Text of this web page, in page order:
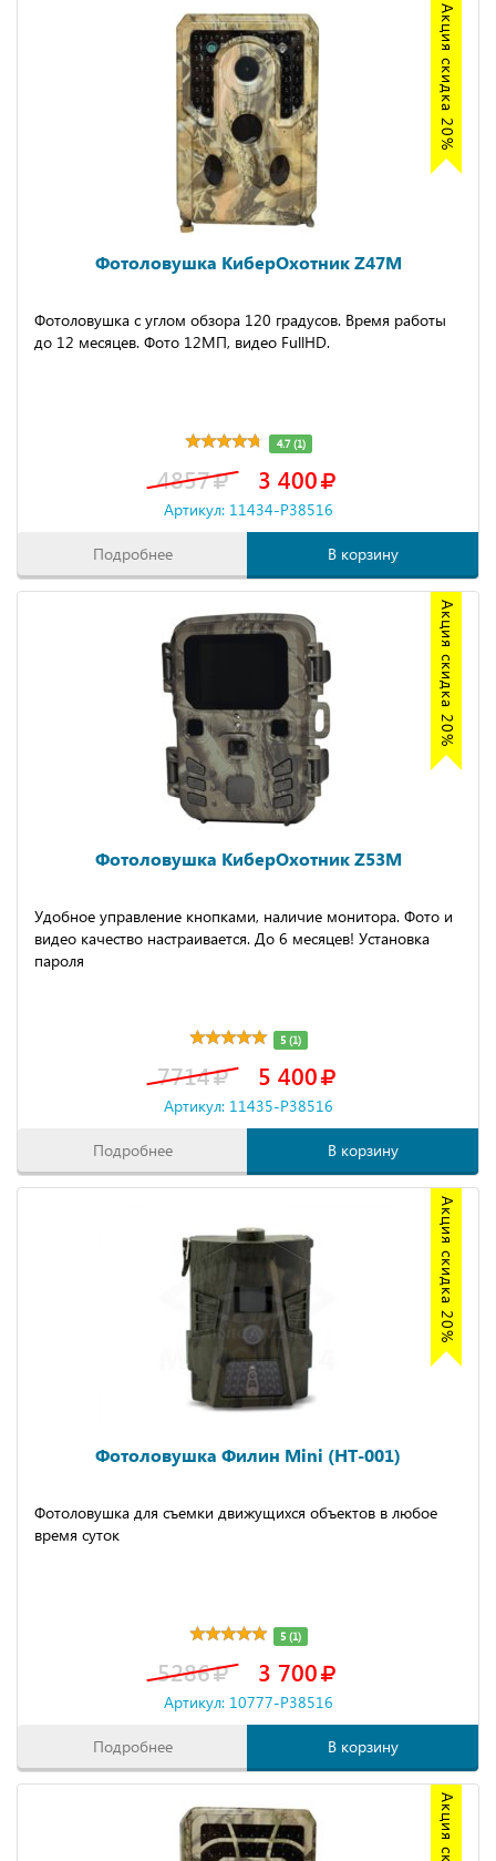
Акция скидка 20%
Фотоловушка КиберОхотник Z47M
Фотоловушка с углом обзора 120 градусов. Время работы
до 12 месяцев. Фото 12МП, видео FullHD.
4.7 (1)
4857 3 400
Артикул: 11434-P38516
Подробнее В корзину
Акция скидка 20%
Фотоловушка КиберОхотник Z53M
Удобное управление кнопками, наличие монитора. Фото и
видео качество настраивается. До 6 месяцев! Установка
пароля
5 (1)
7714 5 400
Артикул: 11435-P38516
Подробнее В корзину
Акция скидка 20%
Фотоловушка Филин Mini (HT-001)
Фотоловушка для съемки движущихся объектов в любое
время суток
5 (1)
5286 3 700
Артикул: 10777-P38516
Подробнее В корзину